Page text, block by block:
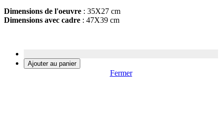
Dimensions de l'oeuvre : 35X27 cm
Dimensions avec cadre : 47X39 cm
Fermer